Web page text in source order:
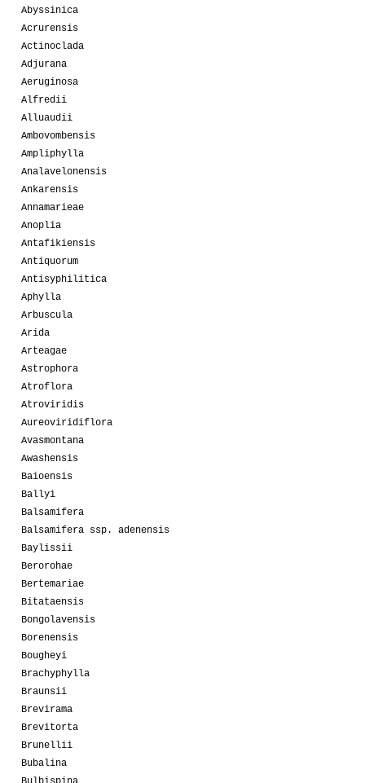
Abyssinica
Acrurensis
Actinoclada
Adjurana
Aeruginosa
Alfredii
Alluaudii
Ambovombensis
Ampliphylla
Analavelonensis
Ankarensis
Annamarieae
Anoplia
Antafikiensis
Antiquorum
Antisyphilitica
Aphylla
Arbuscula
Arida
Arteagae
Astrophora
Atroflora
Atroviridis
Aureoviridiflora
Avasmontana
Awashensis
Baioensis
Ballyi
Balsamifera
Balsamifera ssp. adenensis
Baylissii
Berorohae
Bertemariae
Bitataensis
Bongolavensis
Borenensis
Bougheyi
Brachyphylla
Braunsii
Brevirama
Brevitorta
Brunellii
Bubalina